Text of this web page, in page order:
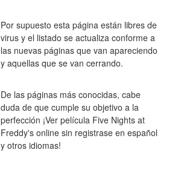
Por supuesto esta página están libres de
virus y el listado se actualiza conforme a
las nuevas páginas que van apareciendo
y aquellas que se van cerrando.
De las páginas más conocidas, cabe
duda de que cumple su objetivo a la
perfección ¡Ver película Five Nights at
Freddy's online sin registrase en español
y otros idiomas!